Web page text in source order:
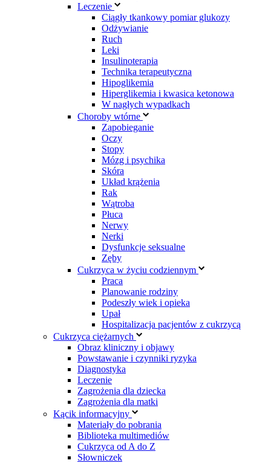
Leczenie
Ciągły tkankowy pomiar glukozy
Odżywianie
Ruch
Leki
Insulinoterapia
Technika terapeutyczna
Hipoglikemia
Hiperglikemia i kwasica ketonowa
W nagłych wypadkach
Choroby wtórne
Zapobieganie
Oczy
Stopy
Mózg i psychika
Skóra
Układ krążenia
Rak
Wątroba
Płuca
Nerwy
Nerki
Dysfunkcje seksualne
Zęby
Cukrzyca w życiu codziennym
Praca
Planowanie rodziny
Podeszły wiek i opieka
Upał
Hospitalizacja pacjentów z cukrzycą
Cukrzyca ciężarnych
Obraz kliniczny i objawy
Powstawanie i czynniki ryzyka
Diagnostyka
Leczenie
Zagrożenia dla dziecka
Zagrożenia dla matki
Kącik informacyjny
Materiały do pobrania
Biblioteka multimediów
Cukrzyca od A do Z
Słowniczek